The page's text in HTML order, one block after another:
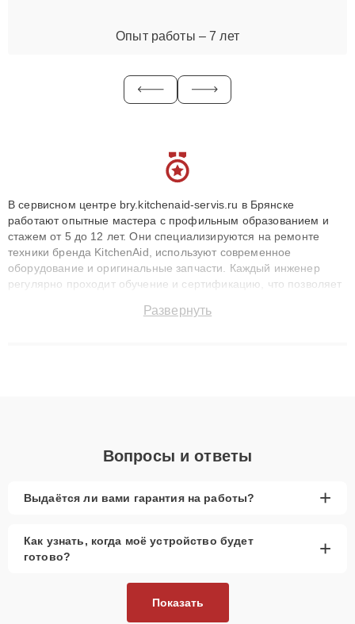
Опыт работы – 7 лет
В сервисном центре bry.kitchenaid-servis.ru в Брянске
работают опытные мастера с профильным образованием и
стажем от 5 до 12 лет. Они специализируются на ремонте
техники бренда KitchenAid, используют современное
оборудование и оригинальные запчасти. Каждый инженер
регулярно проходит обучение и сертификацию, что позволяет
технику с сохранением гарантии до 3 лет. Наши мастера
Развернуть
Вопросы и ответы
Выдаётся ли вами гарантия на работы? +
Как узнать, когда моё устройство будет
готово?
+
Показать